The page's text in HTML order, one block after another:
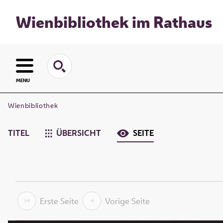
Wienbibliothek im Rathaus
MENU
Wienbibliothek
TITEL ÜBERSICHT SEITE
Erste Seite Vorige Seite